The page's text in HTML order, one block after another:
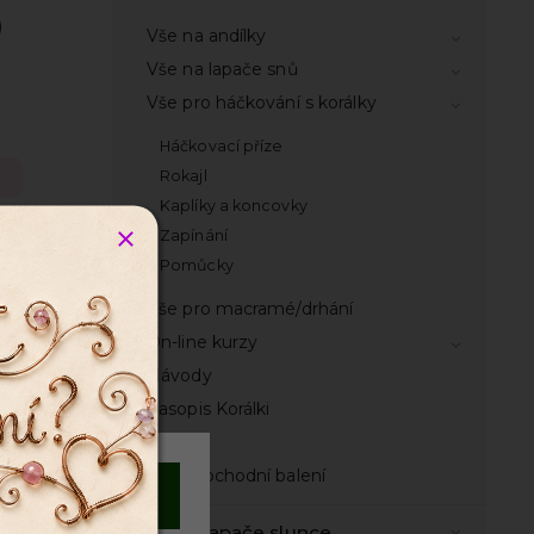
Souhlasím
Vše na andílky
Vše na lapače snů
Vše pro háčkování s korálky
Háčkovací příze
Rokajl
Kaplíky a koncovky
Zapínání
Pomůcky
Vše pro macramé/drhání
On-line kurzy
Návody
Časopis Korálki
Knihy
Velkoobchodní balení